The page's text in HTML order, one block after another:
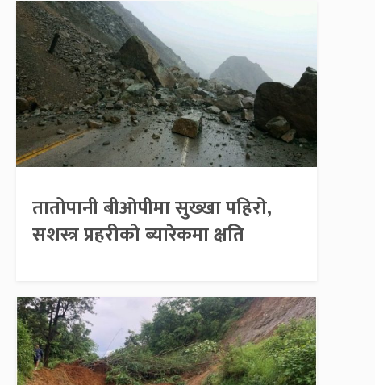
तातोपानी बीओपीमा सुख्खा पहिरो,
सशस्त्र प्रहरीको ब्यारेकमा क्षति